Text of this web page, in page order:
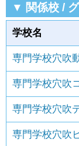
▼ 関係校 /
学校名
専門学校穴吹
専門学校穴吹
専門学校穴吹
専門学校穴吹